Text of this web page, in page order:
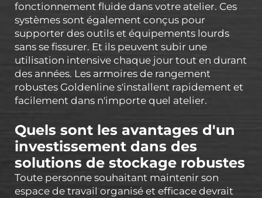
fonctionnement fluide dans votre atelier. Ces
systèmes sont également conçus pour
supporter des outils et équipements lourds
sans se fissurer. Et ils peuvent subir une
utilisation intensive chaque jour tout en durant
des années. Les armoires de rangement
robustes Goldenline s'installent rapidement et
facilement dans n'importe quel atelier.
Quels sont les avantages d'un
investissement dans des
solutions de stockage robustes
Toute personne souhaitant maintenir son
espace de travail organisé et efficace devrait